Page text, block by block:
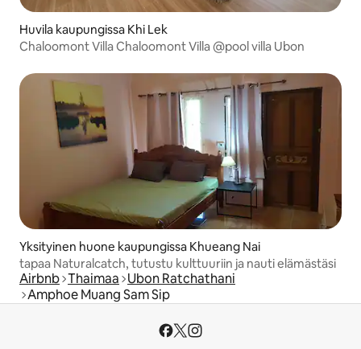
Huvila kaupungissa Khi Lek
Chaloomont Villa Chaloomont Villa @pool villa Ubon
Yksityinen huone kaupungissa Khueang Nai
tapaa Naturalcatch, tutustu kulttuuriin ja nauti elämästäsi
Airbnb Thaimaa Ubon Ratchathani
Amphoe Muang Sam Sip